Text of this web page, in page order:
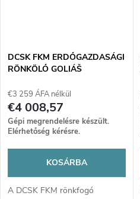
DCSK FKM ERDŐGAZDASÁGI
RÖNKÖLŐ GOLIÁŠ
€3 259 ÁFA nélkül
€4 008,57
Gépi megrendelésre készült.
Elérhetőség kérésre.
KOSÁRBA
A DCSK FKM rönkfogó